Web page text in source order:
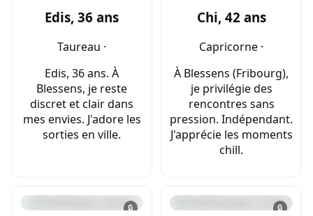
Edis, 36 ans
Taureau ·
Edis, 36 ans. À
Blessens, je reste
discret et clair dans
mes envies. J'adore les
sorties en ville.
Chi, 42 ans
Capricorne ·
À Blessens (Fribourg),
je privilégie des
rencontres sans
pression. Indépendant.
J'apprécie les moments
chill.
🔒 🔒